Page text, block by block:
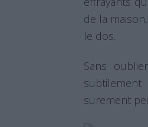
de la
le dos.
Sans
surement